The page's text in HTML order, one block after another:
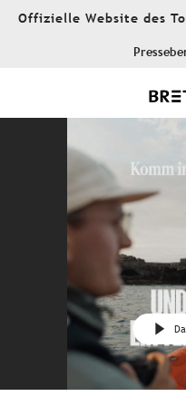
AllerOffizielle Website des